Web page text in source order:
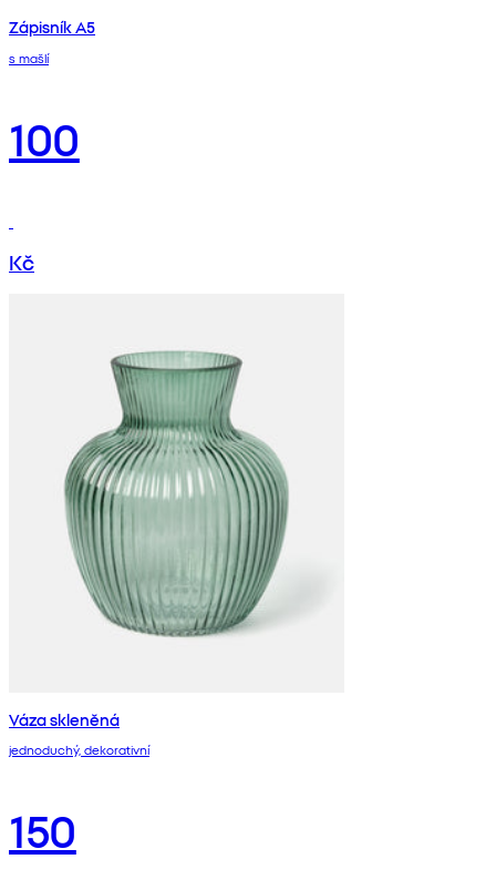
Zápisník A5
s mašlí
100
Kč
Váza skleněná
jednoduchý, dekorativní
150